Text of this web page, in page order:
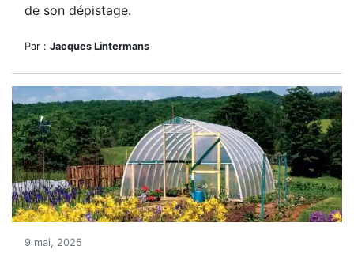
de son dépistage.
Par : Jacques Lintermans
9 mai, 2025